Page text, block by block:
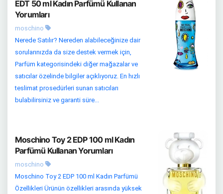
EDT 50 ml Kadın Parfümü Kullanan
Yorumları
moschino
Nerede Satılır? Nereden alabileceğinize dair
sorularınızda da size destek vermek için,
Parfüm kategorisindeki diğer mağazalar ve
satıcılar özelinde bilgiler açıklıyoruz. En hızlı
teslimat prosedürleri sunan satıcıları
bulabilirsiniz ve garanti süre...
Moschino Toy 2 EDP 100 ml Kadın
Parfümü Kullanan Yorumları
moschino
Moschino Toy 2 EDP 100 ml Kadın Parfümü
Özellikleri Ürünün özellikleri arasında yüksek